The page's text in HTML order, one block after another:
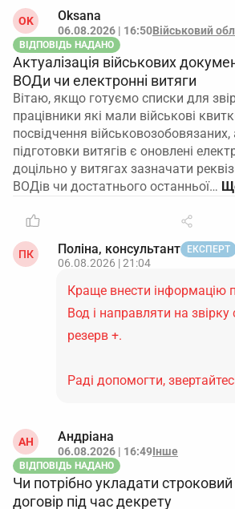
OK Oksana
06.08.2026 | 16:50Військовий
ВІДПОВІДЬ НАДАНО
Актуалізація військових
ВОДи чи електронні витяги
Вітаю, якщо готуємо списки для
працівники які мали військові
посвідчення
підготовки витягів є оновлені
доцільно у витягах зазначати
ВОДів чи достатнього останньої…
ПК Поліна, консультант ЕКСПЕРТ
06.08.2026 | 21:04
Краще внести інформацію
Вод і направляти на
резерв +.
Раді допомогти,
АН Андріана
06.08.2026 | 16:49Інше
ВІДПОВІДЬ НАДАНО
Чи потрібно укладати
договір під час декрету